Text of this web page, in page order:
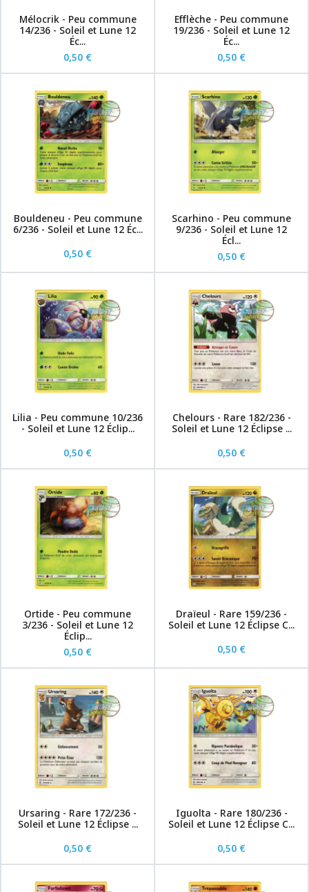
Mélocrik - Peu commune
14/236 - Soleil et Lune 12
Éc...
0,50 €
Efflèche - Peu commune
19/236 - Soleil et Lune 12
Éc...
0,50 €
Bouldeneu - Peu commune
6/236 - Soleil et Lune 12 Éc...
0,50 €
Scarhino - Peu commune
9/236 - Soleil et Lune 12
Écl...
0,50 €
Lilia - Peu commune 10/236
- Soleil et Lune 12 Éclip...
0,50 €
Chelours - Rare 182/236 -
Soleil et Lune 12 Éclipse ...
0,50 €
Ortide - Peu commune
3/236 - Soleil et Lune 12
Éclip...
0,50 €
Draïeul - Rare 159/236 -
Soleil et Lune 12 Éclipse C...
0,50 €
Ursaring - Rare 172/236 -
Soleil et Lune 12 Éclipse ...
0,50 €
Iguolta - Rare 180/236 -
Soleil et Lune 12 Éclipse C...
0,50 €